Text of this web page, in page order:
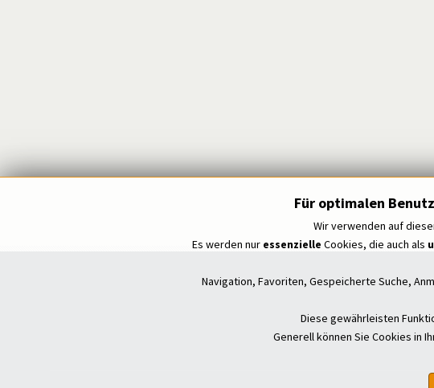
Für optimalen
Wir verwenden auf
Es werden nur essenzielle Cookies, die auch als
Navigation, Favoriten, Gespeicherte Suche,
Diese gewährleisten
Generell können Sie Cookies in